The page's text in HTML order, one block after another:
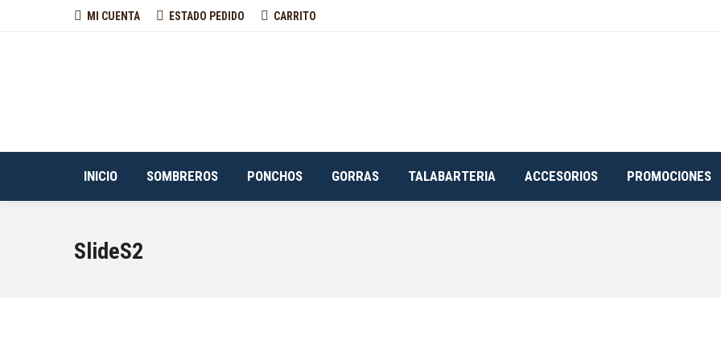
MI CUENTA ESTADO PEDIDO CARRITO
INICIO SOMBREROS PONCHOS GORRAS TALABARTERIA ACCESORIOS PROMOCIONES
SlideS2